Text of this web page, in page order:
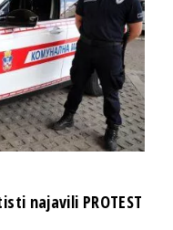
najavili PROTEST